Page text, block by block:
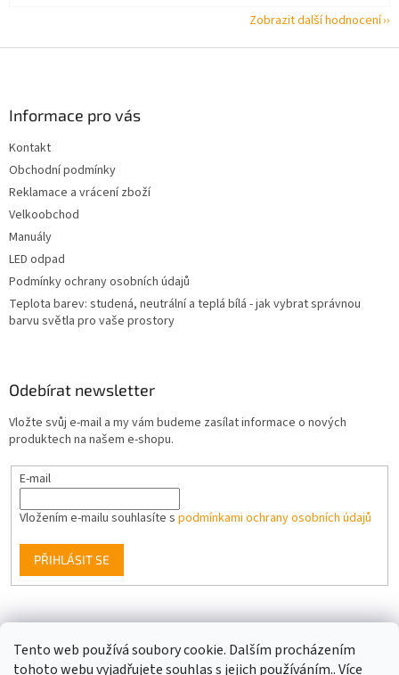
Tento web používá soubory cookie. Dalším procházením
tohoto webu vyjadřujete souhlas s jejich používáním.. Více
Zobrazit další hodnocení
Informace pro vás
Kontakt
Obchodní podmínky
Reklamace a vrácení zboží
Velkoobchod
Manuály
LED odpad
Podmínky ochrany osobních údajů
Teplota barev: studená, neutrální a teplá bílá - jak vybrat správnou
barvu světla pro vaše prostory
Odebírat newsletter
Vložte svůj e-mail a my vám budeme zasílat informace o nových
produktech na našem e-shopu.
E-mail
Vložením e-mailu souhlasíte s podmínkami ochrany osobních údajů
PŘIHLÁSIT SE
Facebook